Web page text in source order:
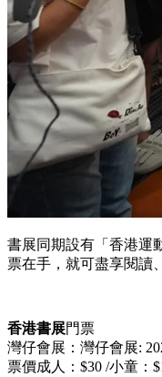
書展同期設有「香港運
票在手，就可盡享閱讀
香港書展門票
灣仔會展： 灣仔會展:
票價成人：$30 /小童：